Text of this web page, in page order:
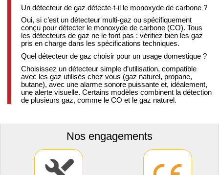
Un détecteur de gaz détecte-t-il le monoxyde de carbone ?
Oui, si c’est un détecteur multi-gaz ou spécifiquement
conçu pour détecter le monoxyde de carbone (CO). Tous
les détecteurs de gaz ne le font pas : vérifiez bien les gaz
pris en charge dans les spécifications techniques.
Quel détecteur de gaz choisir pour un usage domestique ?
Choisissez un détecteur simple d’utilisation, compatible
avec les gaz utilisés chez vous (gaz naturel, propane,
butane), avec une alarme sonore puissante et, idéalement,
une alerte visuelle. Certains modèles combinent la détection
de plusieurs gaz, comme le CO et le gaz naturel.
Nos engagements